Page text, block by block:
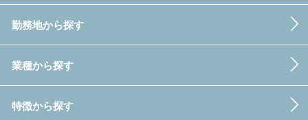
勤務地から探す
業種から探す
特徴から探す